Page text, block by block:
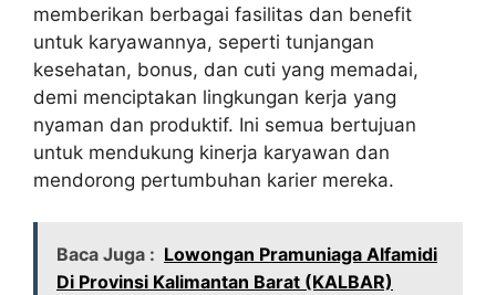
memberikan berbagai fasilitas dan benefit
untuk karyawannya, seperti tunjangan
kesehatan, bonus, dan cuti yang memadai,
demi menciptakan lingkungan kerja yang
nyaman dan produktif. Ini semua bertujuan
untuk mendukung kinerja karyawan dan
mendorong pertumbuhan karier mereka.
Baca Juga : Lowongan Pramuniaga Alfamidi
Di Provinsi Kalimantan Barat (KALBAR)